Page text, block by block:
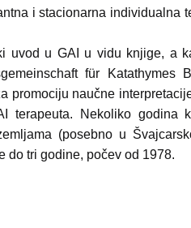
i stacionarna individualna
uvod u GAI u vidu knjige, a
für Katathymes
promociju naučne
terapeuta. Nekoliko godina
(posebno u
do tri godine, počev od 1978.